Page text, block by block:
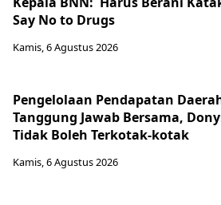
Say No to Drugs
Kamis, 6 Agustus 2026
Pengelolaan Pendapatan
Tanggung Jawab Bersama,
Tidak Boleh Terkotak-kotak
Kamis, 6 Agustus 2026